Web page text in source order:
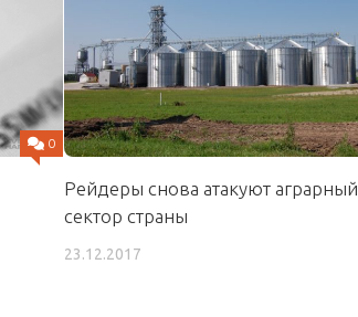
0
Рейдеры снова атакуют аграрный
сектор страны
23.12.2017